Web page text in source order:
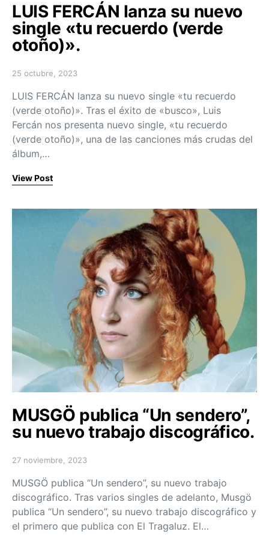
LUIS FERCÁN lanza su nuevo
single «tu recuerdo (verde
otoño)».
Posted on
25 octubre, 2023
LUIS FERCÁN lanza su nuevo single «tu recuerdo
(verde otoño)». Tras el éxito de «busco», Luis
Fercán nos presenta nuevo single, «tu recuerdo
(verde otoño)», una de las canciones más crudas del
álbum,…
View Post
MUSGÖ publica “Un sendero”,
su nuevo trabajo discográfico.
Posted on
27 noviembre, 2023
MUSGÖ publica “Un sendero”, su nuevo trabajo
discográfico. Tras varios singles de adelanto, Musgö
publica “Un sendero”, su nuevo trabajo discográfico y
el primero que publica con El Tragaluz. El…